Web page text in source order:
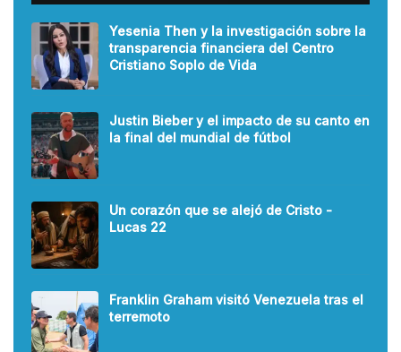
Yesenia Then y la investigación sobre la
transparencia financiera del Centro
Cristiano Soplo de Vida
Justin Bieber y el impacto de su canto en
la final del mundial de fútbol
Un corazón que se alejó de Cristo -
Lucas 22
Franklin Graham visitó Venezuela tras el
terremoto